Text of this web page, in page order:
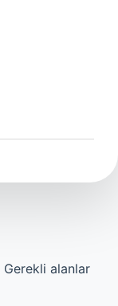
Gerekli alanlar